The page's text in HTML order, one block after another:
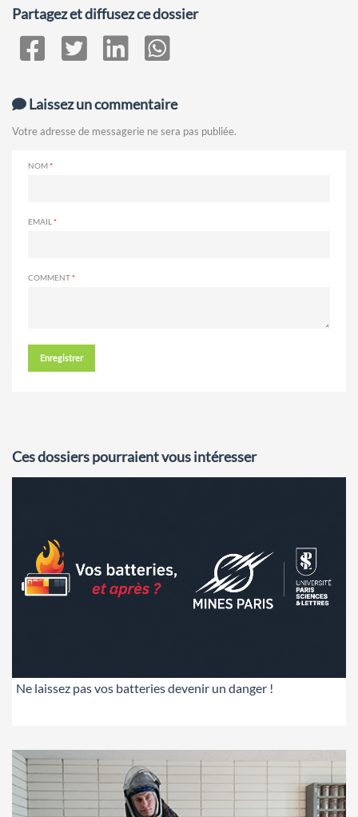
Partagez et diffusez ce dossier
Laissez un commentaire
Votre adresse de messagerie ne sera pas publiée.
NOM
EMAIL
COMMENT
Enregistrer
Ces dossiers pourraient vous intéresser
Ne laissez pas vos batteries devenir un danger !